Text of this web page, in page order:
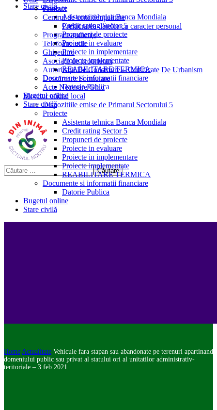
Stare civilă
Proiecte
Asistenta tehnica Banca Mondiala
Credit rating Sector 5
Propuneri de proiecte
Proiecte in evaluare
Proiecte in implementare
Proiecte implementate
REABILITARE TERMICA
Documente si informatii financiare
Datorie Publica
Bugetul online
Stare civilă
Contact
Centrul de confidențialitate
Prelucrarea datelor cu caracter personal
Program audiențe
Telefoane utile
Ghișeul.ro
Asociații de proprietari
Autorizații De Construire – Certificate De Urbanism
Descărcare Formulare
Acte Necesare/Ghid
Monitor oficial local
Dispozitiile emise de Primarul Sectorului 5
Proiecte
Asistenta tehnica Banca Mondiala
Credit rating Sector 5
Propuneri de proiecte
Proiecte in evaluare
Proiecte in implementare
Proiecte implementate
REABILITARE TERMICA
Documente si informatii financiare
Datorie Publica
Bugetul online
Stare civilă
Home Actualitate Vehicule fara stapan sau abandonate pe terenuri apartinand
domeniului public sau privat al statului ori al unitatilor administrativ-
teritoriale – 3 feb 2021